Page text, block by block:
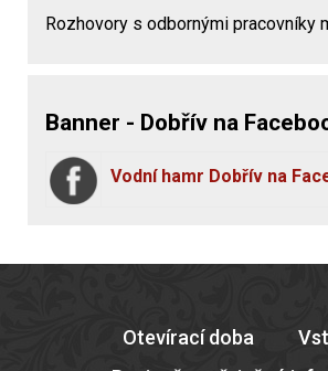
Rozhovory s odbornými pracovníky
Banner - Dobřív na
Vodní hamr Dobřív na
Otevírací doba